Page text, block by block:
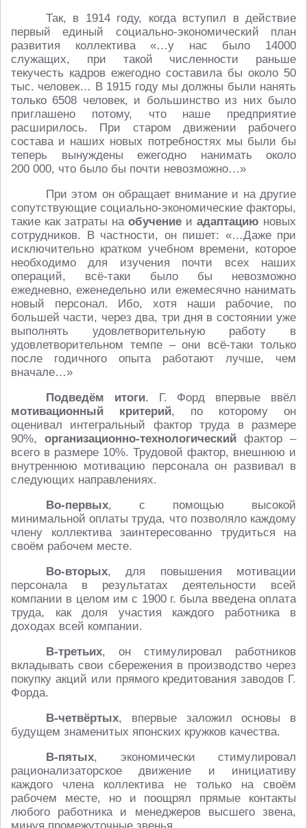
Так, в 1914 году, когда вступил в действие
первый единый социально-экономический план
развития коллектива «…у нас было 14000
служащих, при такой численности раньше
текучесть кадров ежегодно составила бы около 50
тыс. человек… В 1915 году мы должны были нанять
только 6508 человек, и большинство из них было
приглашено потому, что наше предприятие
расширилось. При старом движении рабочего
состава и наших новых потребностях мы были бы
теперь вынуждены ежегодно нанимать около
200 000, что было бы почти невозможно…»
При этом он обращает внимание и на другие
сопутствующие социально-экономические факторы,
такие как затраты на обучение и адаптацию новых
сотрудников. В частности, он пишет: «…Даже при
исключительно кратком учебном времени, которое
необходимо для изучения почти всех наших
операций, всё-таки было бы невозможно
ежедневно, еженедельно или ежемесячно нанимать
новый персонал. Ибо, хотя наши рабочие, по
большей части, через два, три дня в состоянии уже
выполнять удовлетворительную работу в
удовлетворительном темпе – они всё-таки только
после годичного опыта работают лучше, чем
вначале…»
Подведём итоги. Г. Форд впервые ввёл
мотивационный критерий, по которому он
оценивал интегральный фактор труда в размере
90%, организационно-технологический фактор –
всего в размере 10%. Трудовой фактор, внешнюю и
внутреннюю мотивацию персонала он развивал в
следующих направлениях.
Во-первых, с помощью высокой
минимальной оплаты труда, что позволяло каждому
члену коллектива заинтересованно трудиться на
своём рабочем месте.
Во-вторых, для повышения мотивации
персонала в результатах деятельности всей
компании в целом им с 1900 г. была введена оплата
труда, как доля участия каждого работника в
доходах всей компании.
В-третьих, он стимулировал работников
вкладывать свои сбережения в производство через
покупку акций или прямого кредитования заводов Г.
Форда.
В-четвёртых, впервые заложил основы в
будущем знаменитых японских кружков качества.
В-пятых, экономически стимулировал
рационализаторское движение и инициативу
каждого члена коллектива не только на своём
рабочем месте, но и поощрял прямые контакты
любого работника и менеджеров высшего звена,